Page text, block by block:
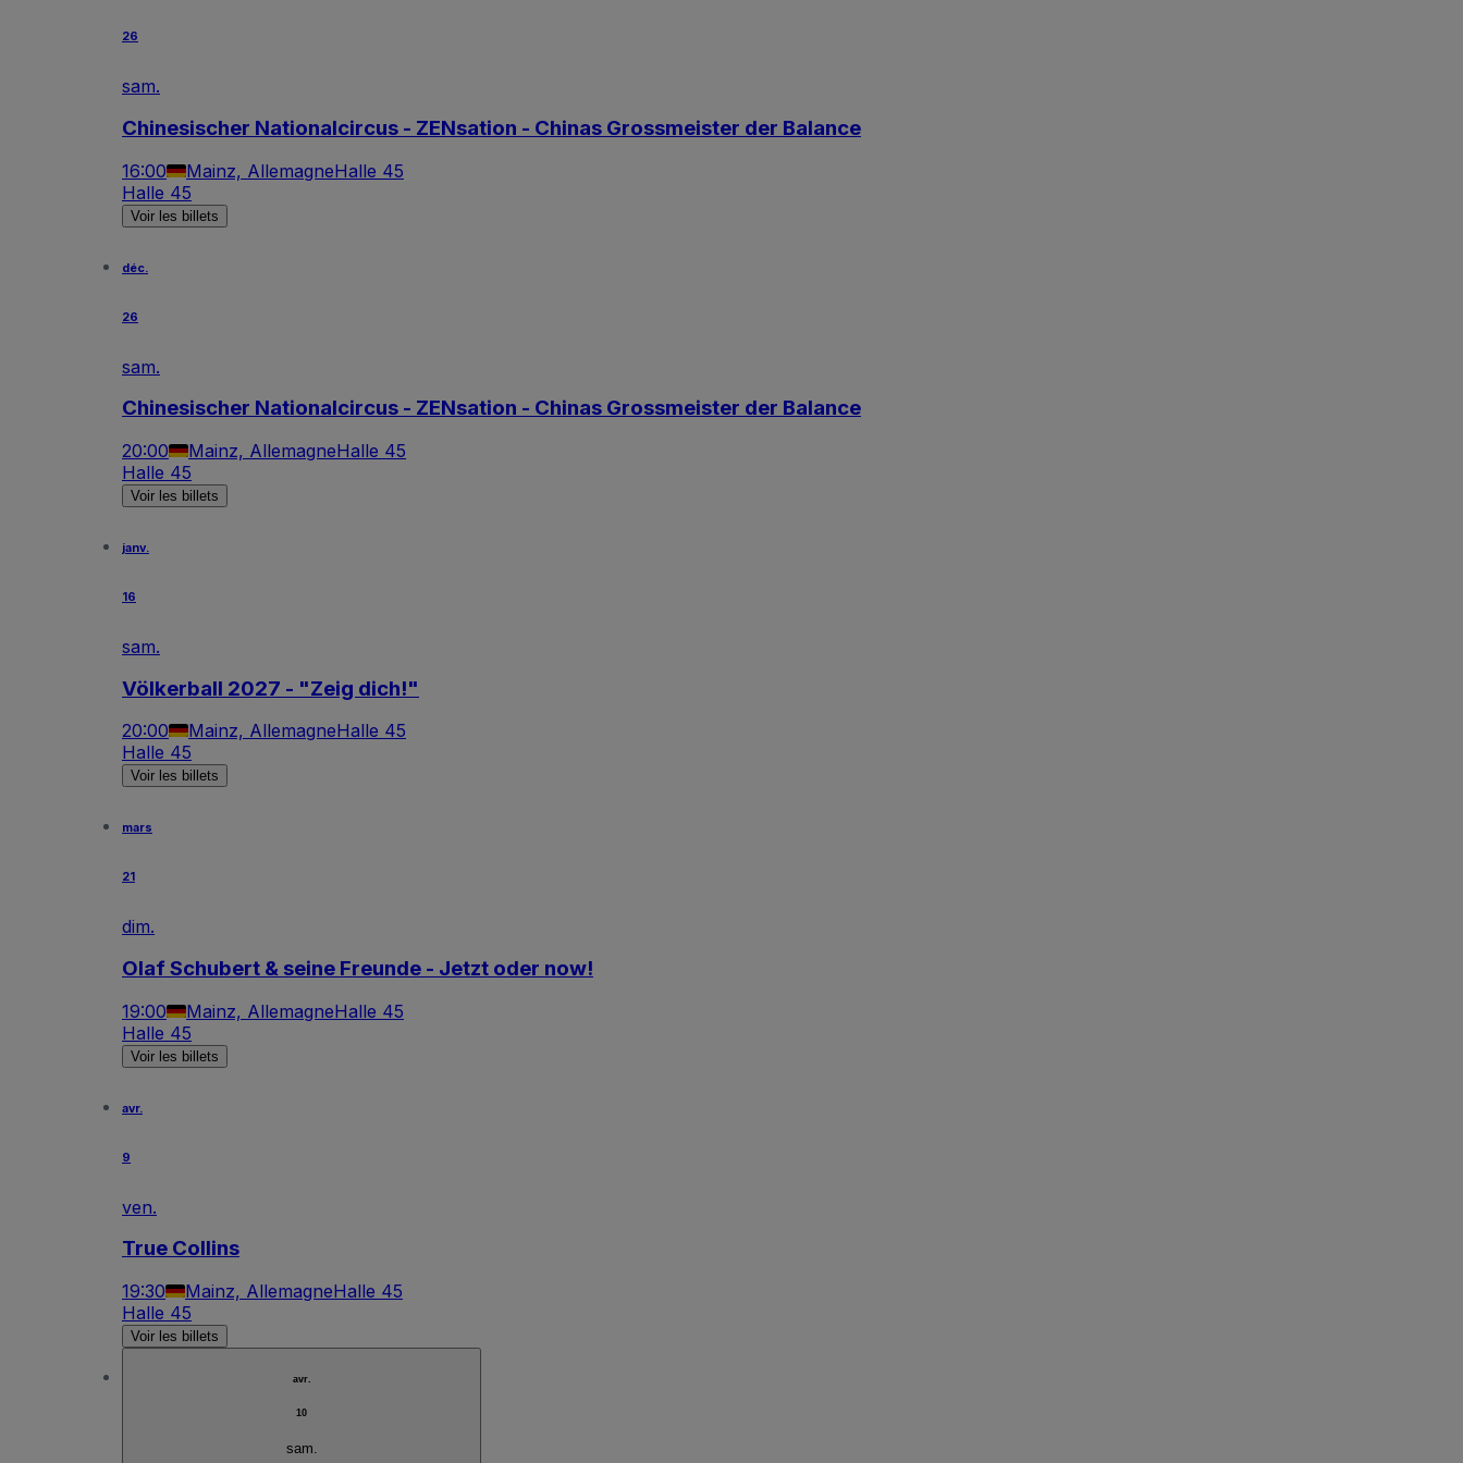
26
sam.
Chinesischer Nationalcircus - ZENsation - Chinas Grossmeister der Balance
16:00 Mainz, AllemagneHalle 45
Halle 45
Voir les billets
déc.
26
sam.
Chinesischer Nationalcircus - ZENsation - Chinas Grossmeister der Balance
20:00 Mainz, AllemagneHalle 45
Halle 45
Voir les billets
janv.
16
sam.
Völkerball 2027 - "Zeig dich!"
20:00 Mainz, AllemagneHalle 45
Halle 45
Voir les billets
mars
21
dim.
Olaf Schubert & seine Freunde - Jetzt oder now!
19:00 Mainz, AllemagneHalle 45
Halle 45
Voir les billets
avr.
9
ven.
True Collins
19:30 Mainz, AllemagneHalle 45
Halle 45
Voir les billets
avr.
10
sam.